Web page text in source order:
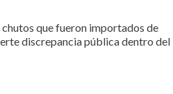
que fueron importados de
discrepancia pública dentro del